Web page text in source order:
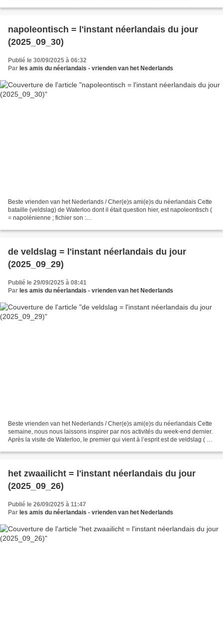
napoleontisch = l'instant néerlandais du jour
(2025_09_30)
Publié le 30/09/2025 à 06:32
Par les amis du néerlandais - vrienden van het Nederlands
Beste vrienden van het Nederlands / Cher(e)s ami(e)s du néerlandais Cette
bataille (veldslag) de Waterloo dont il était question hier, est napoleontisch (
= napolénienne ; fichier son :
napoleontisch.ogg...
de veldslag = l'instant néerlandais du jour
(2025_09_29)
Publié le 29/09/2025 à 08:41
Par les amis du néerlandais - vrienden van het Nederlands
Beste vrienden van het Nederlands / Cher(e)s ami(e)s du néerlandais Cette
semaine, nous nous laissons inspirer par nos activités du week-end dernier.
Après la visite de Waterloo, le premier qui vient à l’esprit est de veldslag ( =
het zwaailicht = l'instant néerlandais du jour
(2025_09_26)
Publié le 26/09/2025 à 11:47
Par les amis du néerlandais - vrienden van het Nederlands